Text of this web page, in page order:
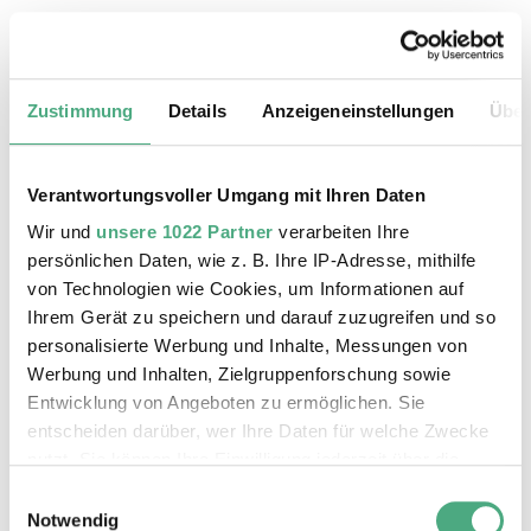
Zustimmung Details Anzeigeneinstellungen
Verantwortungsvoller Umgang mit Ihren Daten
Wir und unsere 1022 Partner verarbeiten Ihre
persönlichen Daten, wie z. B. Ihre IP-Adresse, mithilfe
von Technologien wie Cookies, um Informationen auf
Ihrem Gerät zu speichern und darauf zuzugreifen und so
personalisierte Werbung und Inhalte, Messungen von
Werbung und Inhalten, Zielgruppenforschung sowie
Entwicklung von Angeboten zu ermöglichen. Sie
entscheiden darüber, wer Ihre Daten für welche Zwecke
Trigger Symbol ändern oder widerrufen
Notwendig
ÖFFENTLICHE FÜHRUNG
Der Erzschrägaufzug der Völklinger Hütte mit
Copyright: Weltkulturerbe Völklinger Hütte | Karl
©
Das Weltkulturerbe Völklinger Hütte